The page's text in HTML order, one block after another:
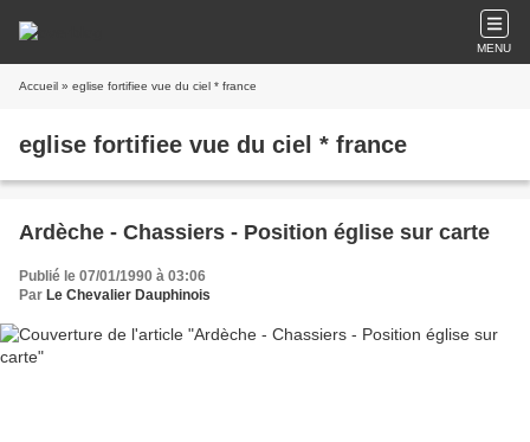
MENU
Accueil » eglise fortifiee vue du ciel * france
eglise fortifiee vue du ciel * france
Ardèche - Chassiers - Position église sur carte
Publié le 07/01/1990 à 03:06
Par Le Chevalier Dauphinois